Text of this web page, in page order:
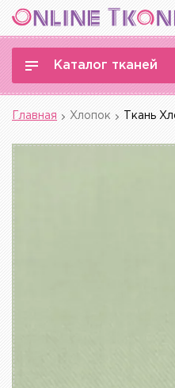
Каталог тканей
Главная Хлопок Ткань